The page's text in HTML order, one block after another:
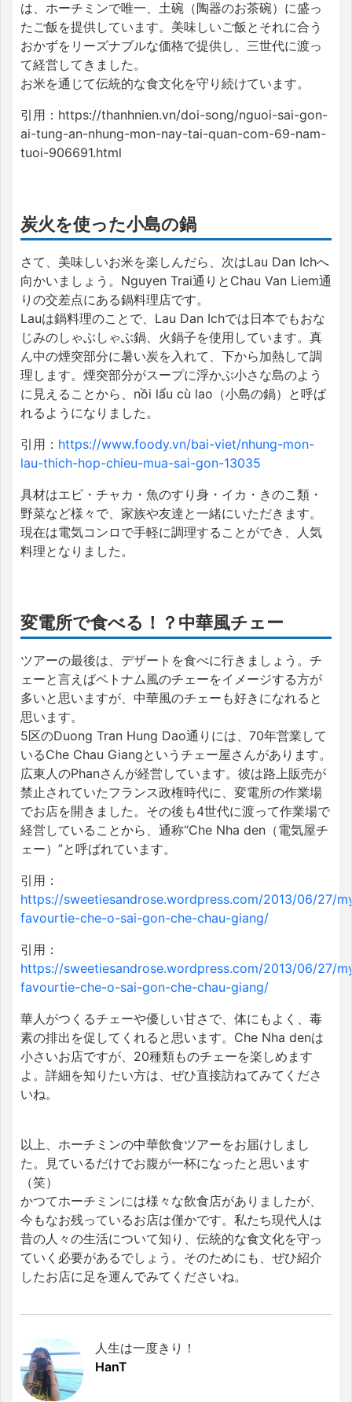
は、ホーチミンで唯一、土碗（陶器のお茶碗）に盛っ
たご飯を提供しています。美味しいご飯とそれに合う
おかずをリーズナブルな価格で提供し、三世代に渡っ
て経営してきました。
お米を通じて伝統的な食文化を守り続けています。
引用：https://thanhnien.vn/doi-song/nguoi-sai-gon-
ai-tung-an-nhung-mon-nay-tai-quan-com-69-nam-
tuoi-906691.html
炭火を使った小島の鍋
さて、美味しいお米を楽しんだら、次はLau Dan Ichへ
向かいましょう。Nguyen Trai通りとChau Van Liem通
りの交差点にある鍋料理店です。
Lauは鍋料理のことで、Lau Dan Ichでは日本でもおな
じみのしゃぶしゃぶ鍋、火鍋子を使用しています。真
ん中の煙突部分に暑い炭を入れて、下から加熱して調
理します。煙突部分がスープに浮かぶ小さな島のよう
に見えることから、nồi lẩu cù lao（小島の鍋）と呼ば
れるようになりました。
引用： https://www.foody.vn/bai-viet/nhung-mon-
lau-thich-hop-chieu-mua-sai-gon-13035
具材はエビ・チャカ・魚のすり身・イカ・きのこ類・
野菜など様々で、家族や友達と一緒にいただきます。
現在は電気コンロで手軽に調理することができ、人気
料理となりました。
変電所で食べる！？中華風チェー
ツアーの最後は、デザートを食べに行きましょう。チ
ェーと言えばベトナム風のチェーをイメージする方が
多いと思いますが、中華風のチェーも好きになれると
思います。
5区のDuong Tran Hung Dao通りには、70年営業して
いるChe Chau Giangというチェー屋さんがあります。
広東人のPhanさんが経営しています。彼は路上販売が
禁止されていたフランス政権時代に、変電所の作業場
でお店を開きました。その後も4世代に渡って作業場で
経営していることから、通称“Che Nha den（電気屋チ
ェー）”と呼ばれています。
引用：
https://sweetiesandrose.wordpress.com/2013/06/27/
favourtie-che-o-sai-gon-che-chau-giang/
引用：
https://sweetiesandrose.wordpress.com/2013/06/27/
favourtie-che-o-sai-gon-che-chau-giang/
華人がつくるチェーや優しい甘さで、体にもよく、毒
素の排出を促してくれると思います。Che Nha denは
小さいお店ですが、20種類ものチェーを楽しめます
よ。詳細を知りたい方は、ぜひ直接訪ねてみてくださ
いね。
以上、ホーチミンの中華飲食ツアーをお届けしまし
た。見ているだけでお腹が一杯になったと思います
（笑）
かつてホーチミンには様々な飲食店がありましたが、
今もなお残っているお店は僅かです。私たち現代人は
昔の人々の生活について知り、伝統的な食文化を守っ
ていく必要があるでしょう。そのためにも、ぜひ紹介
したお店に足を運んでみてくださいね。
人生は一度きり！
HanT